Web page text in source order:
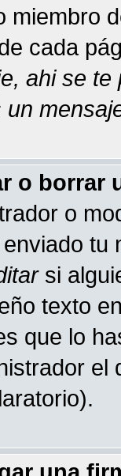
miembro
cada
, ahi se te
un
o borrar
o
tu
si
texto
que lo